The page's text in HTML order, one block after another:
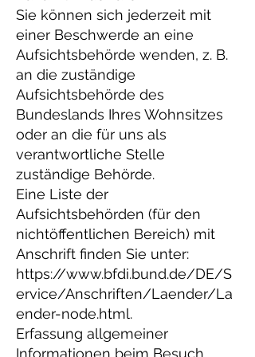
Sie können sich jederzeit mit
einer Beschwerde an eine
Aufsichtsbehörde wenden, z. B.
an die zuständige
Aufsichtsbehörde des
Bundeslands Ihres Wohnsitzes
oder an die für uns als
verantwortliche Stelle
zuständige Behörde.
Eine Liste der
Aufsichtsbehörden (für den
nichtöffentlichen Bereich) mit
Anschrift finden Sie unter:
https://www.bfdi.bund.de/DE/S
ervice/Anschriften/Laender/La
ender-node.html.
Erfassung allgemeiner
Informationen beim Besuch